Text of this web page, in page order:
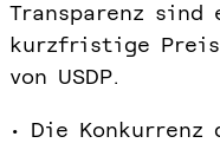
Transparenz
kurzfristige
von USDP.
• Die